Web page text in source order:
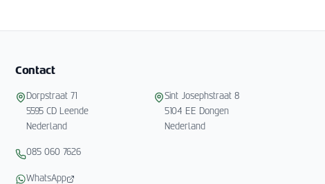
Contact
Dorpstraat 71
5595 CD Leende
Nederland
Sint Josephstraat 8
5104 EE Dongen
Nederland
085 060 7626
WhatsApp